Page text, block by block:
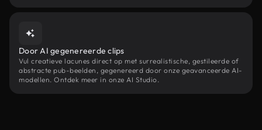
Door AI gegenereerde clips
Vul creatieve lacunes direct op met surrealistische, gestileerde of
abstracte pub-beelden, gegenereerd door onze geavanceerde AI-
modellen. Ontdek meer in onze AI Studio.